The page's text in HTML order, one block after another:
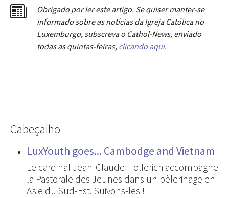
Obrigado por ler este artigo. Se quiser manter-se
informado sobre as notícias da Igreja Católica no
Luxemburgo, subscreva o Cathol-News, enviado
todas as quintas-feiras, clicando aqui.
Cabeçalho
LuxYouth goes... Cambodge and Vietnam
Le cardinal Jean-Claude Hollerich accompagne
la Pastorale des Jeunes dans un pèlerinage en
Asie du Sud-Est. Suivons-les !